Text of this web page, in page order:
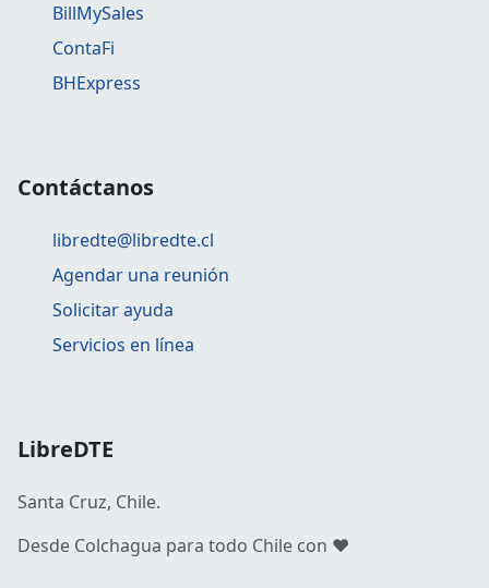
BillMySales
ContaFi
BHExpress
Contáctanos
libredte@libredte.cl
Agendar una reunión
Solicitar ayuda
Servicios en línea
LibreDTE
Santa Cruz, Chile.
Desde Colchagua para todo Chile con ❤️